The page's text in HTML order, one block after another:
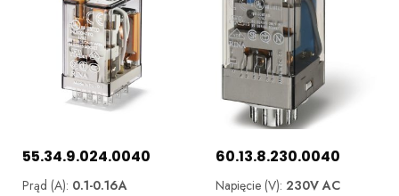
55.34.9.024.0040
Prąd (A): 0.1-0.16A
60.13.8.230.0040
Napięcie (V): 230V AC